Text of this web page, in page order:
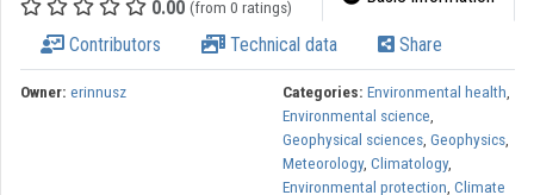
Contributors
0.00 (from 0 ratings)
Contributors Technical data Share
Owner: erinnusz Categories: Environmental health,
Environmental science,
Geophysical sciences, Geophysics,
Meteorology, Climatology,
Environmental protection, Climate